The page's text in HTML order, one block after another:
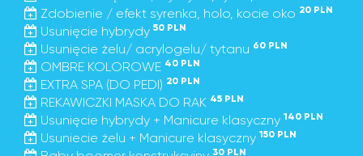
Zdobienie / efekt syrenka, holo, kocie oko 20 PLN
Usunięcie hybrydy 50 PLN
Usunięcie żelu/ acrylogelu/ tytanu 60 PLN
OMBRE KOLOROWE 40 PLN
EXTRA SPA (DO PEDI) 20 PLN
REKAWICZKI MASKA DO RAK 45 PLN
Usunięcie hybrydy + Manicure klasyczny 140 PLN
Usuniecie żelu + Manicure klasyczny 150 PLN
30 PLN